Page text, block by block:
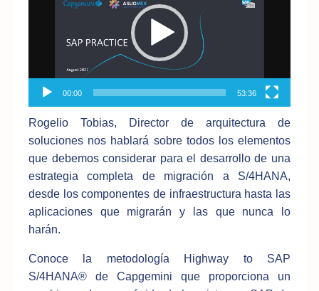
00:00 53:36
Rogelio Tobias, Director de arquitectura de
soluciones nos hablará sobre todos los elementos
que debemos considerar para el desarrollo de una
estrategia completa de migración a S/4HANA,
desde los componentes de infraestructura hasta las
aplicaciones que migrarán y las que nunca lo
harán.
Conoce la metodología Highway to SAP
S/4HANA® de Capgemini que proporciona un